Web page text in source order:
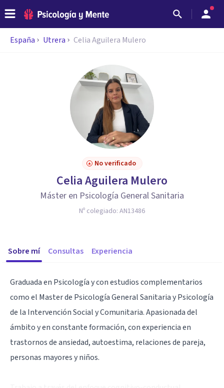
España Utrera Celia Aguilera Mulero
No verificado
Celia Aguilera Mulero
Máster en Psicología General Sanitaria
Nº colegiado: AN13486
Sobre mí Consultas Experiencia
Graduada en Psicología y con estudios complementarios
como el Master de Psicología General Sanitaria y Psicología
de la Intervención Social y Comunitaria. Apasionada del
ámbito y en constante formación, con experiencia en
trastornos de ansiedad, autoestima, relaciones de pareja,
personas mayores y niños.